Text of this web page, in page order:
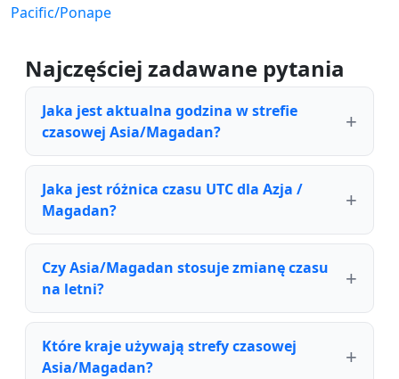
Pacific/Ponape
Najczęściej zadawane pytania
Jaka jest aktualna godzina w strefie
czasowej Asia/Magadan?
Jaka jest różnica czasu UTC dla Azja /
Magadan?
Czy Asia/Magadan stosuje zmianę czasu
na letni?
Które kraje używają strefy czasowej
Asia/Magadan?